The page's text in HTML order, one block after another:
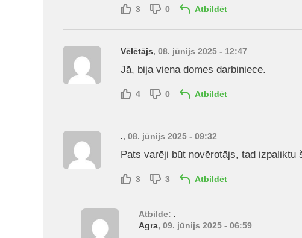
3 0 Atbildēt
Vēlētājs, 08. jūnijs 2025 - 12:47
Jā, bija viena domes darbiniece.
4 0 Atbildēt
., 08. jūnijs 2025 - 09:32
Pats varēji būt novērotājs, tad izpaliktu
3 3 Atbildēt
Atbilde: .
Agra, 09. jūnijs 2025 - 06:59